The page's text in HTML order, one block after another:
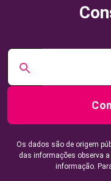
Os dados são de origem
das informações observa
informação.